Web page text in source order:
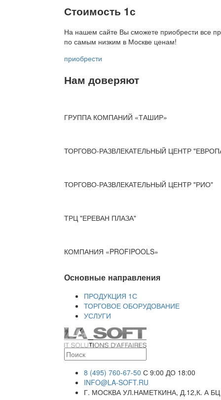
Стоимость 1с
На нашем сайте Вы сможете приобрести все
по самым низким в Москве ценам!
приобрести
Нам доверяют
ГРУППА КОМПАНИЙ «ТАШИР»
ТОРГОВО-РАЗВЛЕКАТЕЛЬНЫЙ ЦЕНТР
ТОРГОВО-РАЗВЛЕКАТЕЛЬНЫЙ ЦЕНТР "РИО"
ТРЦ "ЕРЕВАН ПЛАЗА"
КОМПАНИЯ «PROFIPOOLS»
Основные направления
ПРОДУКЦИЯ 1С
ТОРГОВОЕ ОБОРУДОВАНИЕ
УСЛУГИ
8 (495) 760-67-50 С 9:00 ДО 18:00
INFO@LA-SOFT.RU
Г. МОСКВА УЛ.НАМЕТКИНА, Д.12,К. А